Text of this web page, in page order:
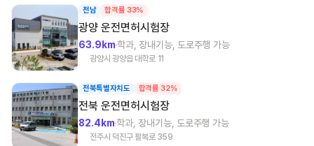
전남 합격률 33%
광양 운전면허시험장
63.9km학과, 장내기능, 도로주행 가능
광양시 광양읍 대학로 11
전북특별자치도 합격률 32%
전북 운전면허시험장
82.4km학과, 장내기능, 도로주행 가능
전주시 덕진구 팔복로 359